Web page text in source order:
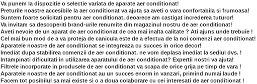
Va punem la dispozitie o selectie variata de aparate aer conditionat!
Preturile noastre accesibile la aer conditionat va ajuta sa aveti o vara confortabila si frumoasa!
Suntem foarte solicitati pentru aer conditionat, deoarece am castigat increderea tuturor!
Va invitam sa descoperiti brand-urile renumite din magazinul nostru de aer conditionat!
Aveti nevoie de un aparat de aer conditionat de cea mai inalta calitate ? Ati ajuns unde trebuie !
Cel mai bun mod de a va proteja de canicula este de a efectua de la noi comenzi aer conditionat!
Aparatele noastre de aer conditionat se integreaza cu succes in orice decor!
Imediat dupa stabilirea comenzii de aer conditionat, ne vom deplasa imediat la sediul dvs. !
Intampinati dificultati in utilizarea aparatului de aer conditionat? Expertii nostri va ajuta!
Filtrele incorporate in produsele de aer conditionat va scapa de orice grija pe timp de vara !
Aparatele noastre de aer conditionat au un succes enorm in vanzari, primind numai laude !
Facem tot posibilul sa mai existe si o a doua colaborare cu cei interesati de aer conditionat !